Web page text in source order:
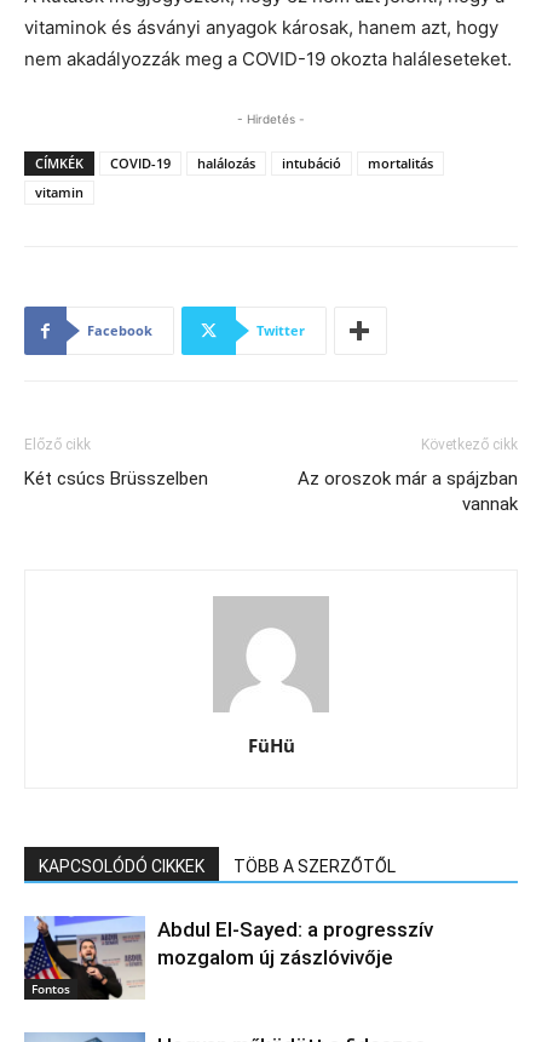
vitaminok és ásványi anyagok károsak, hanem azt, hogy
nem akadályozzák meg a COVID-19 okozta haláleseteket.
- Hirdetés -
CÍMKÉK COVID-19 halálozás intubáció
mortalitás
vitamin
Facebook Twitter
Előző cikk
Két csúcs Brüsszelben
Következő cikk
Az oroszok már a spájzban
vannak
FüHü
KAPCSOLÓDÓ CIKKEK TÖBB A SZERZŐTŐL
Fontos
Abdul El‑Sayed: a progresszív
mozgalom új zászlóvivője